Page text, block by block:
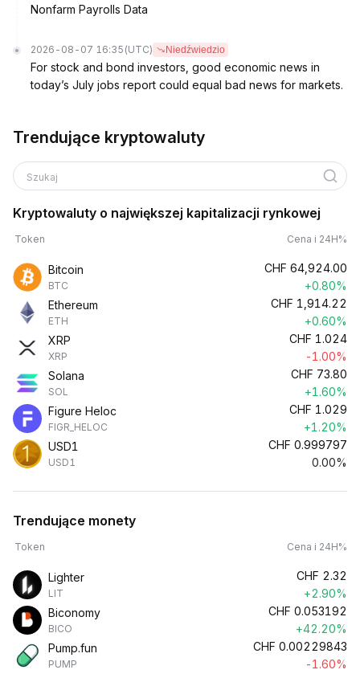
Nonfarm Payrolls Data
2026-08-07 16:35 (UTC) Niedźwiedzio
For stock and bond investors, good economic news in
today’s July jobs report could equal bad news for markets.
Trendujące kryptowaluty
Szukaj
Kryptowaluty o największej kapitalizacji rynkowej
Token Cena i 24H%
Bitcoin
BTC
CHF 64,924.00
+0.80%
Ethereum
ETH
CHF 1,914.22
+0.60%
XRP
XRP
CHF 1.024
-1.00%
Solana
SOL
CHF 73.80
+1.60%
Figure Heloc
FIGR_HELOC
CHF 1.029
+1.20%
USD1
USD1
CHF 0.999797
0.00%
Trendujące monety
Token Cena i 24H%
Lighter
LIT
CHF 2.32
+2.90%
Biconomy
BICO
CHF 0.053192
+42.20%
Pump.fun
PUMP
CHF 0.00229843
-1.60%